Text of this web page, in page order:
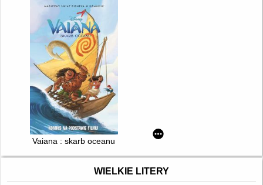
Vaiana : skarb oceanu
WIELKIE LITERY